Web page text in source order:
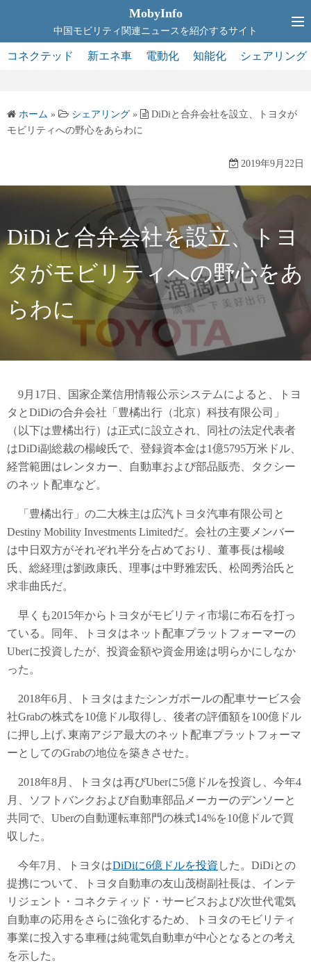
テ
ン
ス
キ
MobyInfo
中国モビリティ関連ニュースを紹介するサイト
コネクテッド 新エネ車 電動化 知能化 シェアリング
ホーム » シェアリング »
DiDiと合弁会社を設立、トヨタが
モビリティへの野心をあらわに
2019年9月22日
DiDiと合弁会社を設立、トヨ
タがモビリティへの野心をあ
らわに
9月17日、国家企業信用情報公示システムによると、トヨ
タとDiDiの合弁会社「豊橘出行（北京）科技有限公司」
（以下は豊橘出行）は正式に設立され、同社の法定代表者
はDiDi副総裁の楊峻氏で、登録資本金は1億5795万米ドル、
経営範囲はレンタカー、自動車および部品販売、タクシー
のネット配車など。
「豊橘出行」の二大株主は広汽トヨタ汽車有限公司と
Destiny Mobility Investments Limitedだ。会社の主要メンバー
は中日双方がそれぞれ半分を占めており、董事長は楊峻
氏、総経理は劉政康氏、理事は中野雅宏氏、松岡秀治氏と
求非曲氏だ。
早くも2015年からトヨタがモビリティ市場に布石を打っ
ている。同年、トヨタはネット配車プラットフォーマーの
Uberに投資したが、投資金額や資金用途は明らかにしなか
った。
2018年6月、トヨタはまたシンガポールの配車サービス会
社Grabの株式を10億ドル取得し、後者の評価額を100億ドル
に押し上げ､東南アジア最大のネット配車プラットフォーマ
ーとしてのGrabの地位を築きさせた。
2018年8月、トヨタは再びUberに5億ドルを投資し、今年4
月、ソフトバンクおよび自動車部品メーカーのデンソーと
共同で、Uberの自動運転車部門の株式14%を10億ドルで買
収した。
今年7月、トヨタはDiDiに6億ドルを投資 した。DiDiとの
提携について、トヨタ自動車の友山茂樹副社長は、インテ
リジェント・コネクティッド・サービスおよび次世代電気
自動車の応用をさらに強化するため、トヨタのモビリティ
事業に投入する車種は純電気自動車が中心となるとの考え
を示した。